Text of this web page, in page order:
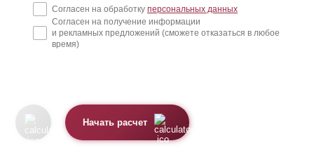
Согласен на обработку персональных данных
Согласен на получение информации
и рекламных предложений (сможете отказаться в любое
время)
Начать расчет